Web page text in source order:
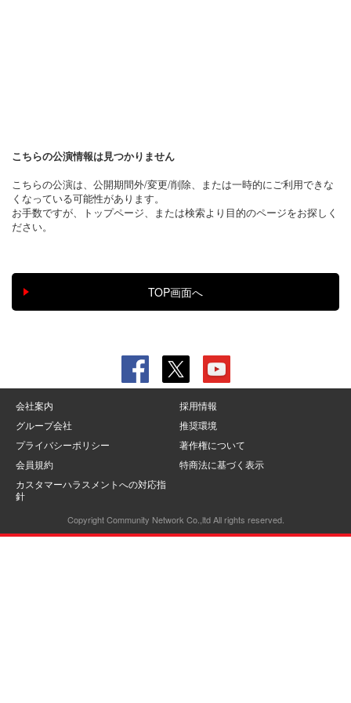
こちらの公演情報は見つかりません
こちらの公演は、公開期間外/変更/削除、または一時的にご利用できな
くなっている可能性があります。
お手数ですが、トップページ、または検索より目的のページをお探しく
ださい。
会社案内
採用情報
グループ会社
推奨環境
プライバシーポリシー
著作権について
会員規約
特商法に基づく表示
カスタマーハラスメントへの対応指
針
Copyright Community Network Co.,ltd All rights reserved.